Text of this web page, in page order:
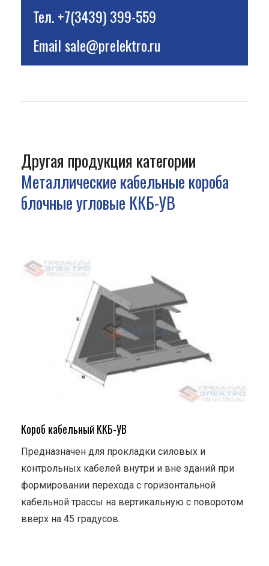
Тел.+7(3439) 399-559
Emailsale@prelektro.ru
Другая продукция категории
Металлические кабельные короба
блочные угловые ККБ-УВ
Короб кабельный ККБ-УВ
Предназначен для прокладки силовых и
контрольных кабелей внутри и вне зданий при
формировании перехода с горизонтальной
кабельной трассы на вертикальную с поворотом
вверх на 45 градусов.